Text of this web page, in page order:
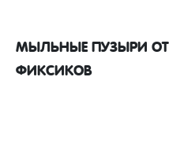
МЫЛЬНЫЕ ПУЗЫРИ ОТ
ФИКСИКОВ